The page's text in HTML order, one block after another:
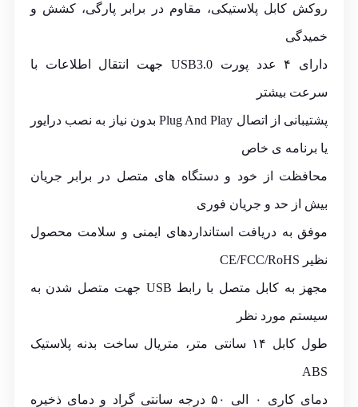
روکش کابل پلاستیکی، مقاوم در برابر پارگی، کشش و
خمیدگی
دارای ۴ عدد پورت USB3.0 جهت انتقال اطلاعات با
سرعت بیشتر
پشتیبانی از اتصال Plug And Play بدون نیاز به نصب درایور
یا برنامه ی خاص
محافظت از خود و دستگاه های متصل در برابر جریان
بیش از حد و جریان فوری
موفق به دریافت استانداردهای ایمنی و سلامت محصول
نظیر CE/FCC/RoHS
مجهز به کابل متصل با رابط USB جهت متصل شدن به
سیستم مورد نظر
طول کابل ۱۴ سانتی متر، متریال ساخت بدنه پلاستیک
ABS
دمای کاری ۰ الی ۵۰ درجه سانتی گراد و دمای ذخیره